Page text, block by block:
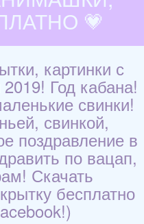
💗
картинки с
Год кабана!
свинки!
свинкой,
поздравление в
по вацап,
Скачать
бесплатно